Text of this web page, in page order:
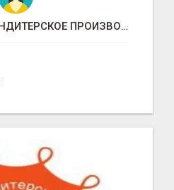
УБОРЩИЦА НА КОНДИТЕРСКОЕ ПРОИЗВОДСТВО (МАРЬИНО/КУРЬЯНОВО)